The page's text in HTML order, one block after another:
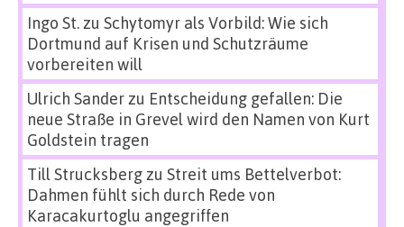
Ingo St.zu Schytomyr als Vorbild: Wie sich
Dortmund auf Krisen und Schutzräume
vorbereiten will
Ulrich Sanderzu Entscheidung gefallen: Die
neue Straße in Grevel wird den Namen von Kurt
Goldstein tragen
Till Strucksbergzu Streit ums Bettelverbot:
Dahmen fühlt sich durch Rede von
Karacakurtoglu angegriffen